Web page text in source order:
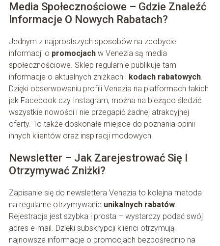
Media Społecznościowe – Gdzie Znaleźć
Informacje O Nowych Rabatach?
Jednym z najprostszych sposobów na zdobycie
informacji o promocjachw Venezia są media
społecznościowe. Sklep regularnie publikuje tam
informacje o aktualnych zniżkach i kodach rabatowych.
Dzięki obserwowaniu profili Venezia na platformach takich
jak Facebook czy Instagram, można na bieżąco śledzić
wszystkie nowości i nie przegapić żadnej atrakcyjnej
oferty. To także doskonałe miejsce do poznania opinii
innych klientów oraz inspiracji modowych.
Newsletter – Jak Zarejestrować Się I
Otrzymywać Zniżki?
Zapisanie się do newslettera Venezia to kolejna metoda
na regularne otrzymywanie unikalnych rabatów.
Rejestracja jest szybka i prosta – wystarczy podać swój
adres e-mail. Dzięki subskrypcji klienci otrzymują
najnowsze informacje o promocjach bezpośrednio na